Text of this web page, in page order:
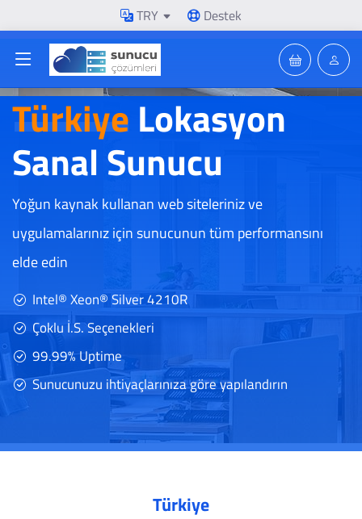
TRY Destek
Türkiye Lokasyon
Sanal Sunucu
Yoğun kaynak kullanan web siteleriniz ve
uygulamalarınız için sunucunun tüm performansını
elde edin
Intel® Xeon® Silver 4210R
Çoklu İ.S. Seçenekleri
99.99% Uptime
Sunucunuzu ihtiyaçlarınıza göre yapılandırın
Türkiye